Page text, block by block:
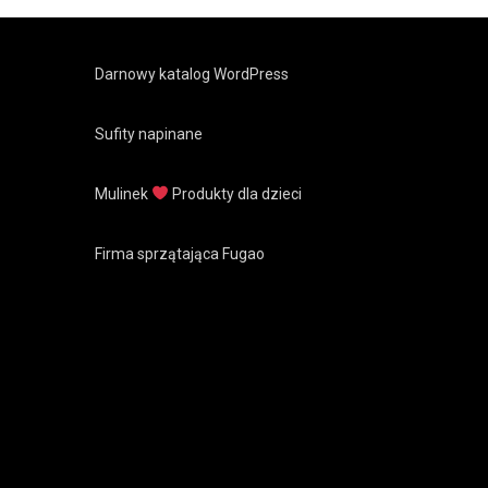
Darnowy katalog WordPress
Sufity napinane
Mulinek Produkty dla dzieci
Firma sprzątająca Fugao